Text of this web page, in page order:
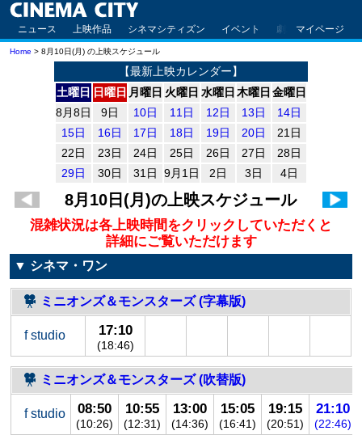
ニュース 上映作品 シネマシティズン イベント 劇場案内 アク
マイページ
Home > 8月10日(月) の上映スケジュール
8月10日(月)の上映スケジュール
混雑状況は各上映時間をクリックしていただくと
詳細にご覧いただけます
▼ シネマ・ワン
ミニオンズ＆モンスターズ (字幕版)
f studio 17:10
(18:46)
ミニオンズ＆モンスターズ (吹替版)
f studio 08:50
(10:26)
10:55
(12:31)
13:00
(14:36)
15:05
(16:41)
19:15
(20:51)
21:10
(22:46)
【最新上映カレンダー】
土曜日 日曜日 月曜日 火曜日 水曜日 木曜日 金曜日
8月8日
9日 10日 11日 12日 13日
14日
15日
16日 17日 18日 19日 20日
21日
22日
23日 24日 25日 26日 27日
28日
29日
30日 31日 9月1日 2日 3日 4日